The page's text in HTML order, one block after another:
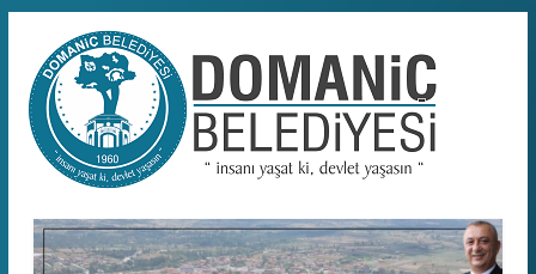
content
Domaniç
Belediyesi
T.C.